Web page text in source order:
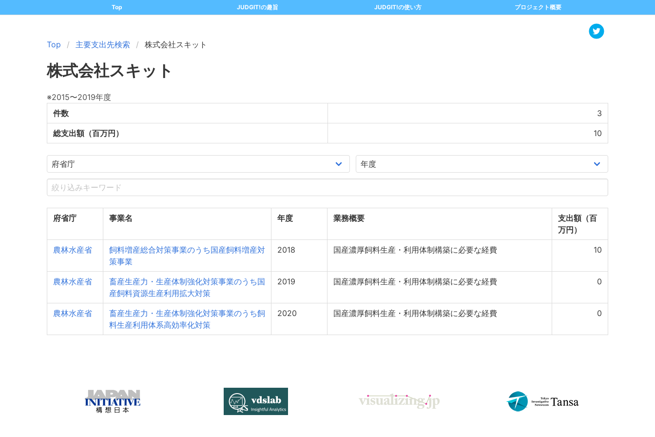
Top JUDGIT!の趣旨 JUDGIT!の使い方 プロジェクト概要
Top 主要支出先検索 株式会社スキット
株式会社スキット
※2015〜2019年度
件数
3
総支出額（百万円） 10
府省庁 事業名 年度 業務概要
支出額（百
万円）
農林水産省
飼料増産総合対策事業のうち国産飼料増産対
策事業
2018 国産濃厚飼料生産・利用体制構築に必要な経費 10
農林水産省
畜産生産力・生産体制強化対策事業のうち国
産飼料資源生産利用拡大対策
2019 国産濃厚飼料生産・利用体制構築に必要な経費 0
農林水産省
畜産生産力・生産体制強化対策事業のうち飼
料生産利用体系高効率化対策
2020 国産濃厚飼料生産・利用体制構築に必要な経費 0